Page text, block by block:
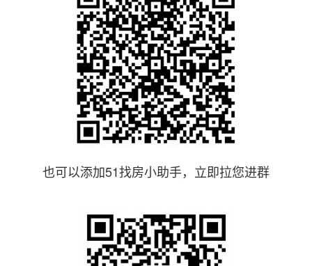
也可以添加51找房小助手，立即拉您进群